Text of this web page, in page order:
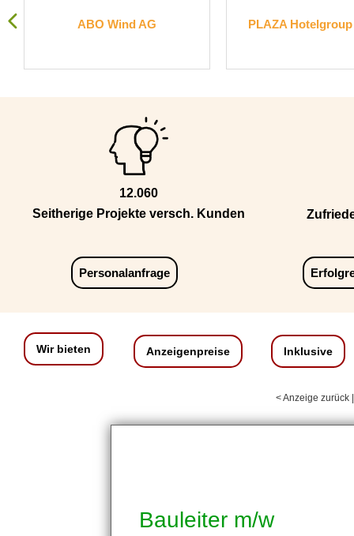
ABO Wind AG PLAZA
12.060
Seitherige Projekte versch. Kunden
Personalanfrage
Wir bieten Anzeigenpreise Inklusive
< Anzeige zurück
Bauleiter m/w